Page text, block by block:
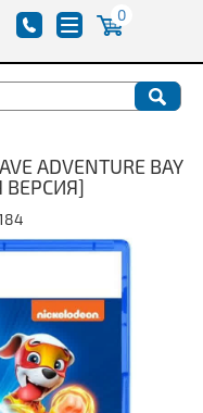
0
ADVENTURE BAY
ВЕРСИЯ]